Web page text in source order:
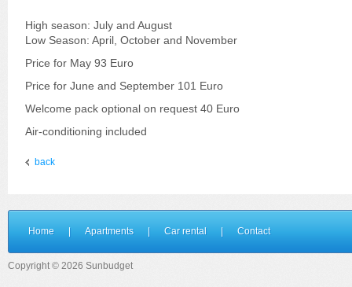
High season: July and August
Low Season: April, October and November
Price for May 93 Euro
Price for June and September 101 Euro
Welcome pack optional on request 40 Euro
Air-conditioning included
back
Home | Apartments | Car rental | Contact
Copyright © 2026 Sunbudget